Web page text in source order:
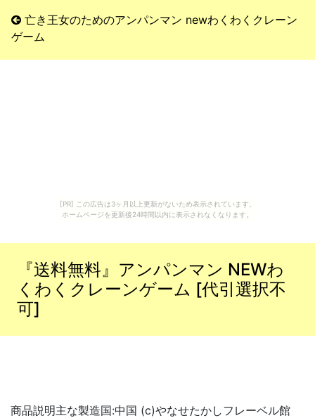
[PR] この広告は3ヶ月以上更新がないため表示されています。
ホームページを更新後24時間以内に表示されなくなります。
亡き王女のためのアンパンマン newわくわくクレーン
ゲーム
『送料無料』アンパンマン NEWわ
くわくクレーンゲーム [代引選択不
可]
商品説明主な製造国:中国 (c)やなせたかしフレーベル館